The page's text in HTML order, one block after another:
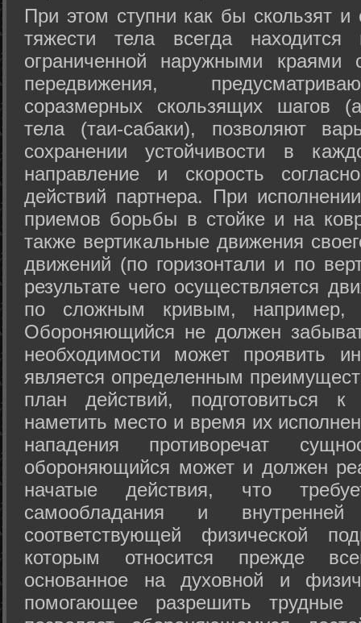
При этом ступни как бы скользят
тяжести тела всегда
ограниченной наружными краями
передвижения,
соразмерных скользящих шагов
тела (таи-сабаки), позволяют
сохранении устойчивости в
направление и скорость
действий партнера. При
приемов борьбы в стойке и на
также вертикальные движения
движений (по горизонтали и по
результате чего осуществляется
по сложным кривым, например,
Обороняющийся не должен
необходимости может проявить
является определенным
план действий, подготовиться
наметить место и время их
нападения противоречат
обороняющийся может и должен
начатые действия, что
самообладания и
соответствующей физической
которым относится прежде
основанное на духовной и
помогающее разрешить